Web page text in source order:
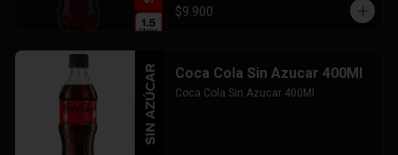
$9.900
Coca Cola Sin Azucar 400Ml
Coca Cola Sin Azucar 400Ml